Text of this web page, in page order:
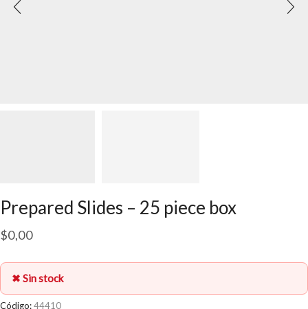
Prepared Slides – 25 piece box
$0,00
✖ Sin stock
Código:44410